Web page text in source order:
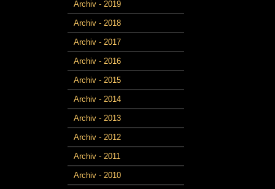
Archiv - 2019
Archiv - 2018
Archiv - 2017
Archiv - 2016
Archiv - 2015
Archiv - 2014
Archiv - 2013
Archiv - 2012
Archiv - 2011
Archiv - 2010